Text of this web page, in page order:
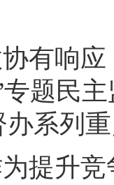
有响
题民
系列
提升